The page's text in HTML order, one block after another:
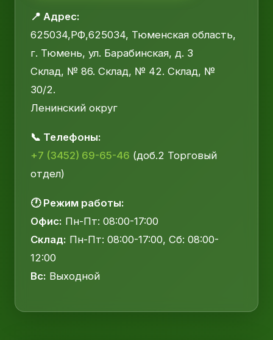
📍 Адрес:
625034,РФ,625034, Тюменская область,
г. Тюмень, ул. Барабинская, д. 3
Склад, № 86. Склад, № 42. Склад, №
30/2.
Ленинский округ
📞 Телефоны:
+7 (3452) 69-65-46 (доб.2 Торговый
отдел)
🕐 Режим работы:
Офис: Пн-Пт: 08:00-17:00
Склад: Пн-Пт: 08:00-17:00, Сб: 08:00-
12:00
Вс: Выходной